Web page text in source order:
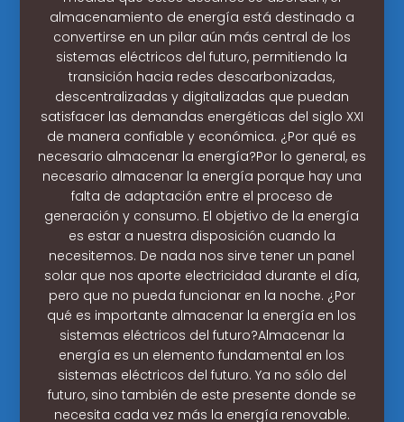
almacenamiento de energía está destinado a
convertirse en un pilar aún más central de los
sistemas eléctricos del futuro, permitiendo la
transición hacia redes descarbonizadas,
descentralizadas y digitalizadas que puedan
satisfacer las demandas energéticas del siglo XXI
de manera confiable y económica. ¿Por qué es
necesario almacenar la energía?Por lo general, es
necesario almacenar la energía porque hay una
falta de adaptación entre el proceso de
generación y consumo. El objetivo de la energía
es estar a nuestra disposición cuando la
necesitemos. De nada nos sirve tener un panel
solar que nos aporte electricidad durante el día,
pero que no pueda funcionar en la noche. ¿Por
qué es importante almacenar la energía en los
sistemas eléctricos del futuro?Almacenar la
energía es un elemento fundamental en los
sistemas eléctricos del futuro. Ya no sólo del
futuro, sino también de este presente donde se
necesita cada vez más la energía renovable.